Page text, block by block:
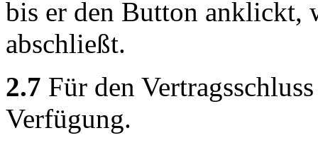
bis er den Button anklickt,
abschließt.
2.7 Für den
Verfügung.